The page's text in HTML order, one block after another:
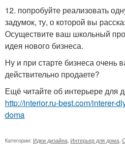
12. попробуйте реализовать
задумок, ту, о которой вы
Осуществите ваш школьный
идея нового бизнеса.
Ну и при старте бизнеса очень
действительно продаете?
Ещё читайте об интерьере для
http://interior.ru-best.com/interer-
doma
Категории: Идеи дизайна Интерьер для дома